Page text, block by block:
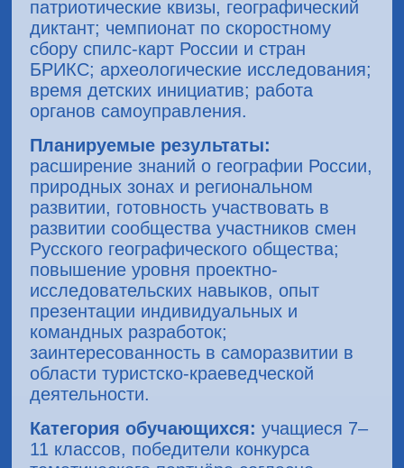
патриотические квизы, географический
диктант; чемпионат по скоростному
сбору спилс-карт России и стран
БРИКС; археологические исследования;
время детских инициатив; работа
органов самоуправления.
Планируемые результаты:
расширение знаний о географии России,
природных зонах и региональном
развитии, готовность участвовать в
развитии сообщества участников смен
Русского географического общества;
повышение уровня проектно-
исследовательских навыков, опыт
презентации индивидуальных и
командных разработок;
заинтересованность в саморазвитии в
области туристско-краеведческой
деятельности.
Категория обучающихся: учащиеся 7–
11 классов, победители конкурса